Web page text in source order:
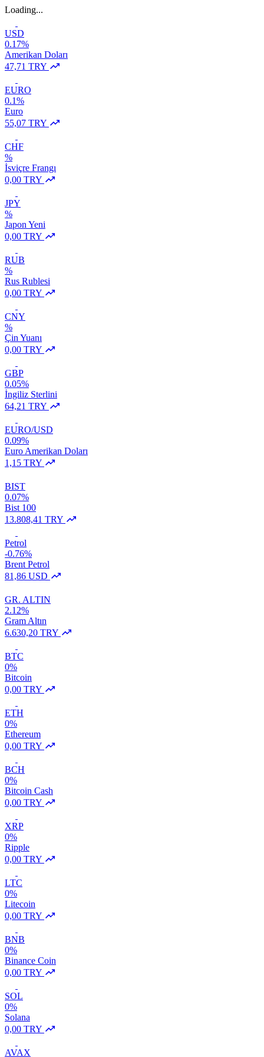
Loading...
USD
0.17%
Amerikan Doları
47,71 TRY
EURO
0.1%
Euro
55,07 TRY
CHF
%
İsviçre Frangı
0,00 TRY
JPY
%
Japon Yeni
0,00 TRY
RUB
%
Rus Rublesi
0,00 TRY
CNY
%
Çin Yuanı
0,00 TRY
GBP
0.05%
İngiliz Sterlini
64,21 TRY
EURO/USD
0.09%
Euro Amerikan Doları
1,15 TRY
BIST
0.07%
Bist 100
13.808,41 TRY
Petrol
-0.76%
Brent Petrol
81,86 USD
GR. ALTIN
2.12%
Gram Altın
6.630,20 TRY
BTC
0%
Bitcoin
0,00 TRY
ETH
0%
Ethereum
0,00 TRY
BCH
0%
Bitcoin Cash
0,00 TRY
XRP
0%
Ripple
0,00 TRY
LTC
0%
Litecoin
0,00 TRY
BNB
0%
Binance Coin
0,00 TRY
SOL
0%
Solana
0,00 TRY
AVAX